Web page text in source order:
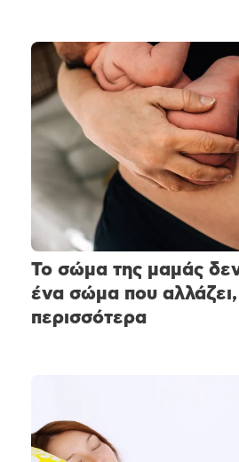
Το σώμα της μαμάς
ένα σώμα που αλλάζει,
περισσότερα